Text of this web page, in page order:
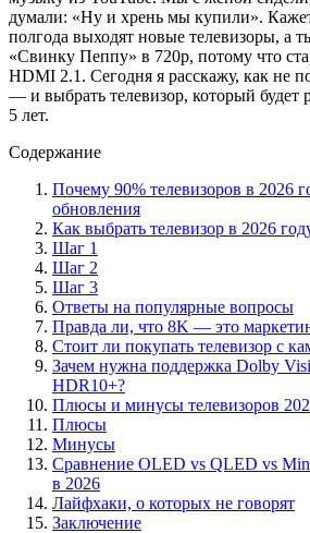
думали: «Ну и хрень мы купили».
полгода выходят новые телевизоры, а
«Свинку Пеппу» в 720p, потому что
HDMI 2.1. Сегодня я расскажу, как не
— и выбрать телевизор, который будет
5 лет.
Содержание
Почему 90% телевизоров в 2026
обновления
Как выбрать телевизор в 2026
Шаг 1
Шаг 2
Шаг 3
Ответы на популярные вопросы
Правда ли, что 8K — это
Стоит ли покупать телевизор с
Зачем нужна поддержка Dolby
HDR10+?
Плюсы и минусы телевизоров
Плюсы
Минусы
Сравнение OLED vs QLED vs
в 2026
Лайфхаки, о которых не говорят
Заключение